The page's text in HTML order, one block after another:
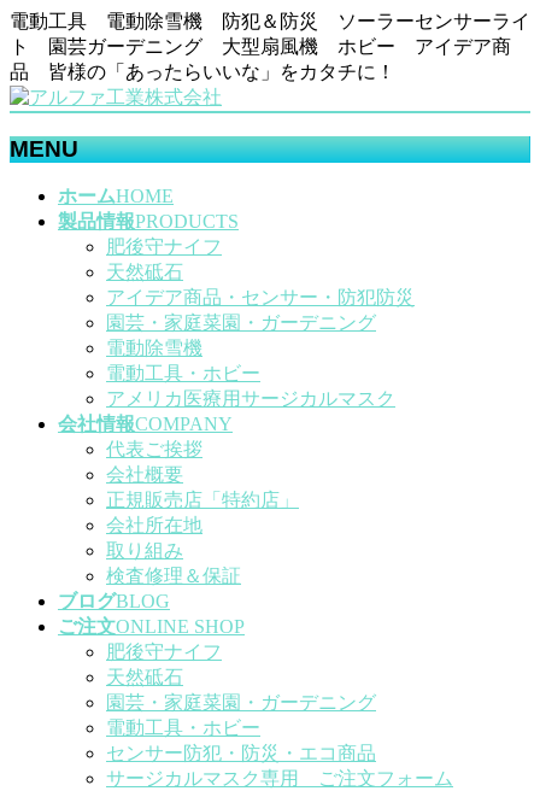
電動工具 電動除雪機 防犯＆防災 ソーラーセンサーライ
ト 園芸ガーデニング 大型扇風機 ホビー アイデア商
品 皆様の「あったらいいな」をカタチに！
MENU
ホームHOME
製品情報PRODUCTS
肥後守ナイフ
天然砥石
アイデア商品・センサー・防犯防災
園芸・家庭菜園・ガーデニング
電動除雪機
電動工具・ホビー
アメリカ医療用サージカルマスク
会社情報COMPANY
代表ご挨拶
会社概要
正規販売店「特約店」
会社所在地
取り組み
検査修理＆保証
ブログBLOG
ご注文ONLINE SHOP
肥後守ナイフ
天然砥石
園芸・家庭菜園・ガーデニング
電動工具・ホビー
センサー防犯・防災・エコ商品
サージカルマスク専用 ご注文フォーム